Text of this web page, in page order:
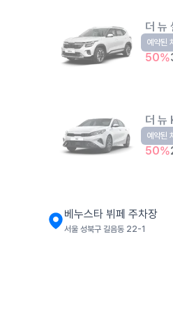
더 뉴
소형
50%
예약된
더 뉴
준중형
50%
예약된
베누스타 뷔페 주차장
서울 성북구 길음동 22-1